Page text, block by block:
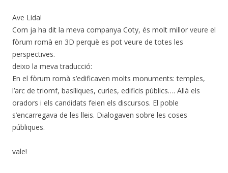
Ave Lida!
Com ja ha dit la meva companya Coty, és molt millor veure el
fòrum romà en 3D perquè es pot veure de totes les
perspectives.
deixo la meva traducció:
En el fòrum romà s’edificaven molts monuments: temples,
l’arc de triomf, basíliques, curies, edificis públics…. Allà els
oradors i els candidats feien els discursos. El poble
s’encarregava de les lleis. Dialogaven sobre les coses
públiques.
vale!